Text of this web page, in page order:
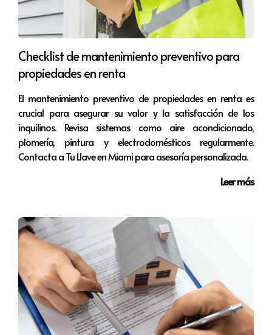
acceso a herramientas de marketing y conocimiento del
mercado, sino que también pueden proporcionar
mejor manera posible. La experiencia de un buen agente
puede acortar significativamente el tiempo de venta y
maximizar el precio final.
Estudios de caso
Para ilustrar mejor cómo estos factores influyen en el
tiempo de venta, revisemos tres estudios de caso:
por $750,000 en enero. Gracias a su ubicación
privilegiada y su reciente remodelación, se vendió en 30
días. La estrategia de marketing incluía fotos
profesionales y un recorrido virtual, lo que atrajo a una
mayor cantidad de compradores potenciales.
Caso 2: Condominio en Miami Beach
Checklist de mantenimiento preventivo para
propiedades en renta
El mantenimiento preventivo de propiedades en renta es
crucial para asegurar su valor y la satisfacción de los
inquilinos. Revisa sistemas como aire acondicionado,
plomería, pintura y electrodomésticos regularmente.
Contacta a Tu Llave en Miami para asesoría personalizada.
Leer más